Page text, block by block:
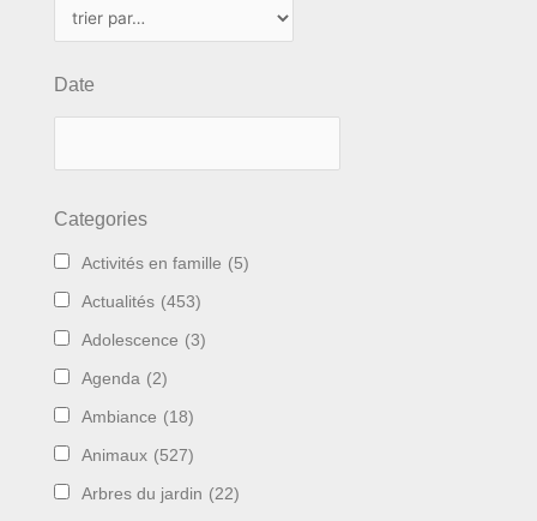
Date
Categories
Activités en famille (5)
Actualités (453)
Adolescence (3)
Agenda (2)
Ambiance (18)
Animaux (527)
Arbres du jardin (22)